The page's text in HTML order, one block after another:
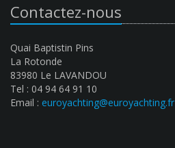
Contactez-nous
Quai Baptistin Pins
La Rotonde
83980 Le LAVANDOU
Tel : 04 94 64 91 10
Email : euroyachting@euroyachting.fr